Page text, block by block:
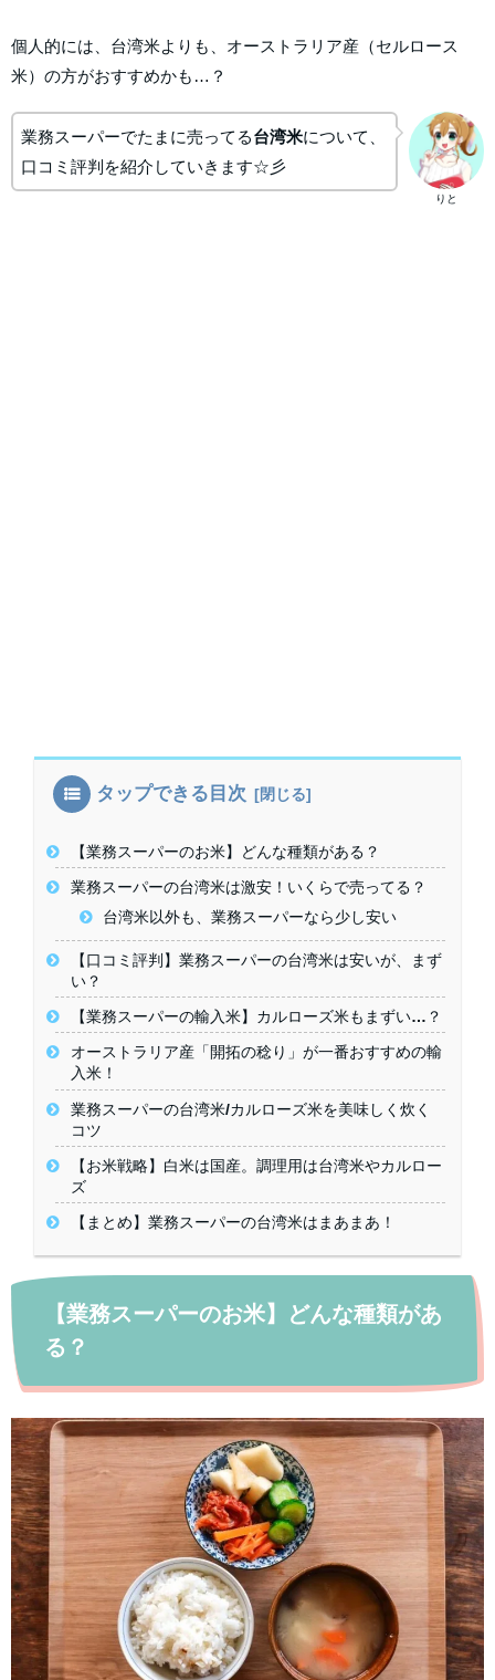
個人的には、台湾米よりも、オーストラリア産（セルロース
米）の方がおすすめかも…？
りと
業務スーパーでたまに売ってる台湾米について、
口コミ評判を紹介していきます☆彡
タップできる目次
【業務スーパーのお米】どんな種類がある？
業務スーパーの台湾米は激安！いくらで売ってる？
台湾米以外も、業務スーパーなら少し安い
【口コミ評判】業務スーパーの台湾米は安いが、まず
い？
【業務スーパーの輸入米】カルローズ米もまずい…？
オーストラリア産「開拓の稔り」が一番おすすめの輸
入米！
業務スーパーの台湾米/カルローズ米を美味しく炊く
コツ
【お米戦略】白米は国産。調理用は台湾米やカルロー
ズ
【まとめ】業務スーパーの台湾米はまあまあ！
【業務スーパーのお米】どんな種類があ
る？